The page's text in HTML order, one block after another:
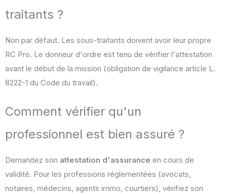
traitants ?
Non par défaut. Les sous-traitants doivent avoir leur propre
RC Pro. Le donneur d'ordre est tenu de vérifier l'attestation
avant le début de la mission (obligation de vigilance article L.
8222-1 du Code du travail).
Comment vérifier qu'un
professionnel est bien assuré ?
Demandez son attestation d'assurance en cours de
validité. Pour les professions réglementées (avocats,
notaires, médecins, agents immo, courtiers), vérifiez son